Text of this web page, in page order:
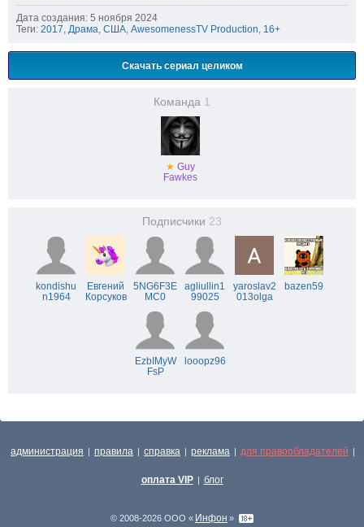
Дата создания: 5 ноября 2024
Теги: 2017, Драма, США, AwesomenessTV Production, 16+
Скачать сериал целиком
Команда 1
★ Guy
Fawkes
Подписчики 23
kondishu
n1964
Евгений
Корсуков
5NG6F3E
MC0
agliullin1
99025
yaroslav2
013olga
bazen59
EzbIMyW
FsP
looopz96
администрация | правила | справка | реклама | для правообладателей |
оплата VIP | блог
© 2008-2026 ООО « Инфон »